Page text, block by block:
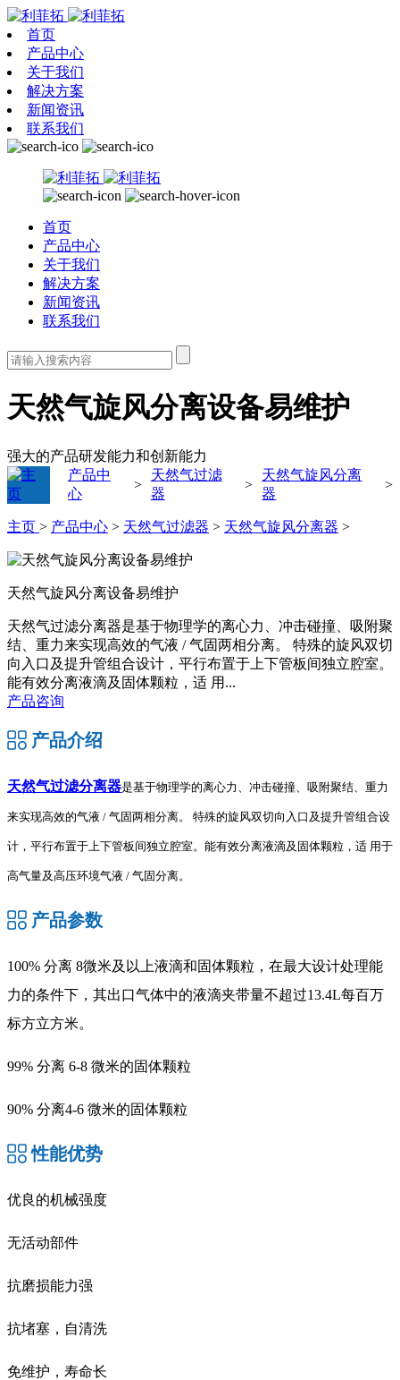
首页
产品中心
关于我们
解决方案
新闻资讯
联系我们
首页
产品中心
关于我们
解决方案
新闻资讯
联系我们
天然气旋风分离设备易维护
强大的产品研发能力和创新能力
产品中
心
>
天然气过滤
器
>
天然气旋风分离
器
>
主页 > 产品中心 > 天然气过滤器 > 天然气旋风分离器 >
天然气旋风分离设备易维护
天然气过滤分离器是基于物理学的离心力、冲击碰撞、吸附聚
结、重力来实现高效的气液 / 气固两相分离。 特殊的旋风双切
向入口及提升管组合设计，平行布置于上下管板间独立腔室。
能有效分离液滴及固体颗粒，适 用...
产品咨询
产品介绍
天然气过滤分离器是基于物理学的离心力、冲击碰撞、吸附聚结、重力
来实现高效的气液 / 气固两相分离。 特殊的旋风双切向入口及提升管组合设
计，平行布置于上下管板间独立腔室。能有效分离液滴及固体颗粒，适 用于
高气量及高压环境气液 / 气固分离。
产品参数
100% 分离 8微米及以上液滴和固体颗粒，在最大设计处理能
力的条件下，其出口气体中的液滴夹带量不超过13.4L每百万
标方立方米。
99% 分离 6-8 微米的固体颗粒
90% 分离4-6 微米的固体颗粒
性能优势
优良的机械强度
无活动部件
抗磨损能力强
抗堵塞，自清洗
免维护，寿命长